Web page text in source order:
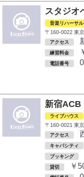
スタジオ
音楽リハーサ
〒160-0022 東
アクセス
練習料金
電話番号
新宿ACB
ライブハウス
〒160-0021 東
アクセス
キャパシティ
ブッキング
貸切 ￥